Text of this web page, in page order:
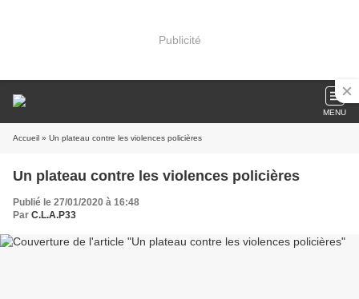
Publicité
MENU
Accueil » Un plateau contre les violences policières
Un plateau contre les violences policières
Publié le 27/01/2020 à 16:48
Par C.L.A.P33